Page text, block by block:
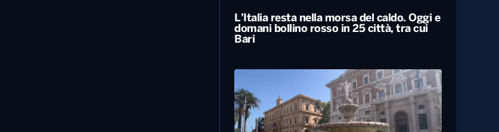
L’Italia resta nella morsa del caldo. Oggi e
domani bollino rosso in 25 città, tra cui
Bari